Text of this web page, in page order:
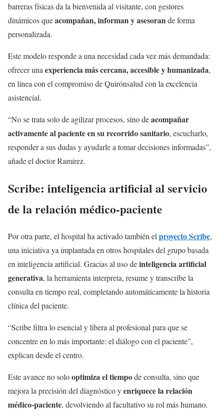
barreras físicas da la bienvenida al visitante, con gestores
dinámicos queacompañan, informan y asesorande forma
personalizada.
Este modelo responde a una necesidad cada vez más demandada:
ofrecer una experiencia más cercana, accesible y humanizada,
en línea con el compromiso de Quirónsalud con la excelencia
asistencial.
“No se trata solo de agilizar procesos, sino deacompañar
activamente al paciente en su recorrido sanitario, escucharlo,
responder a sus dudas y ayudarle a tomar decisiones informadas”,
añade el doctor Ramírez.
Scribe: inteligencia artificial al servicio
de la relación médico-paciente
Por otra parte, el hospital ha activado también el proyecto Scribe,
una iniciativa ya implantada en otros hospitales del grupo basada
en inteligencia artificial. Gracias al uso deinteligencia artificial
generativa, la herramienta interpreta, resume y transcribe la
consulta en tiempo real, completando automáticamente la historia
clínica del paciente.
“Scribe filtra lo esencial y libera al profesional para que se
concentre en lo más importante: el diálogo con el paciente”,
explican desde el centro.
Este avance no solooptimiza el tiempode consulta, sino que
mejora la precisión del diagnóstico yenriquece la relación
médico-paciente, devolviendo al facultativo su rol más humano.